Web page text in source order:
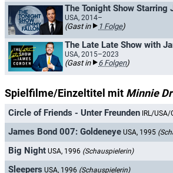
The Tonight Show Starring
USA, 2014–
(Gast in 1 Folge)
The Late Late Show with
USA, 2015–2023
(Gast in 6 Folgen)
Spielfilme/Einzeltitel mit Minnie
Circle of Friends - Unter Freunden IRL/
James Bond 007: Goldeneye USA, 1995
Big Night USA, 1996 (Schauspielerin)
Sleepers USA, 1996 (Schauspielerin)